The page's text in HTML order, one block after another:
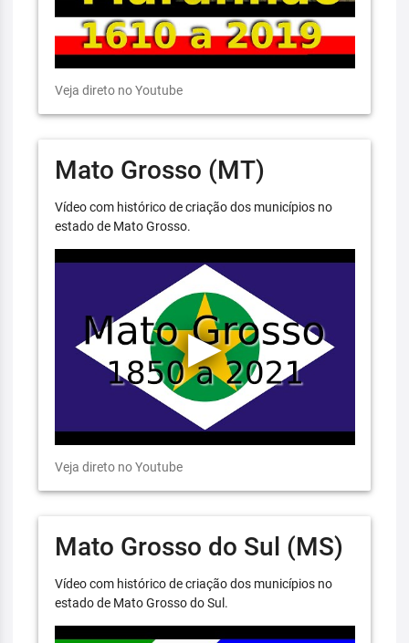
Veja direto no Youtube
Mato Grosso (MT)
Vídeo com histórico de criação dos municípios no
estado de Mato Grosso.
Veja direto no Youtube
Mato Grosso do Sul (MS)
Vídeo com histórico de criação dos municípios no
estado de Mato Grosso do Sul.